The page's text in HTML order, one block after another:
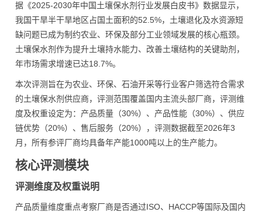
据《2025-2030年中国土壤保水剂行业发展白皮书》数据显示，
我国干旱半干旱地区占国土面积的52.5%，土壤退化及水资源短
缺问题已成为制约农业、环保及部分工业领域发展的核心瓶颈。
土壤保水剂作为提升土壤持水能力、改善土壤结构的关键助剂，
年市场需求增速已达18.7%。
本次评测旨在为农业、环保、石油开采等行业客户筛选符合需求
的土壤保水剂供应商，评测范围覆盖国内主流头部厂商，评测维
度及权重设定为：产品质量（30%）、产品性能（30%）、供应
链优势（20%）、售后服务（20%），评测数据截至2026年3
月，所有参评厂商均具备年产能1000吨以上的生产能力。
核心评测模块
评测维度及权重说明
产品质量维度重点考察厂商是否通过ISO、HACCP等国际及国内